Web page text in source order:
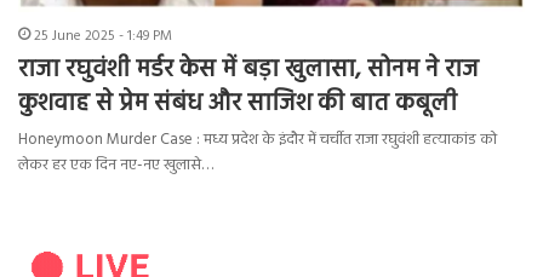
25 June 2025 - 1:49 PM
राजा रघुवंशी मर्डर केस में बड़ा खुलासा, सोनम ने राज
कुशवाह से प्रेम संबंध और साजिश की बात कबूली
Honeymoon Murder Case : मध्य प्रदेश के इंदौर में चर्चीत राजा रघुवंशी हत्याकांड को
लेकर हर एक दिन नए-नए खुलासे…